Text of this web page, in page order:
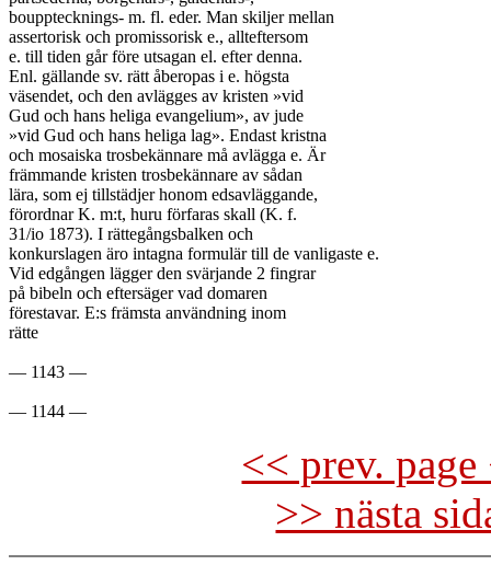
boupptecknings- m. fl. eder. Man skiljer mellan
assertorisk och promissorisk e., allteftersom
e. till tiden går före utsagan el. efter denna.
Enl. gällande sv. rätt åberopas i e. högsta
väsendet, och den avlägges av kristen »vid
Gud och hans heliga evangelium», av jude
»vid Gud och hans heliga lag». Endast kristna
och mosaiska trosbekännare må avlägga e. Är
främmande kristen trosbekännare av sådan
lära, som ej tillstädjer honom edsavläggande,
förordnar K. m:t, huru förfaras skall (K. f.
31/io 1873). I rättegångsbalken och
konkurslagen äro intagna formulär till de vanligaste e.
Vid edgången lägger den svärjande 2 fingrar
på bibeln och eftersäger vad domaren
förestavar. E:s främsta användning inom
rätte
— 1143 —
<< prev.
>> nästa